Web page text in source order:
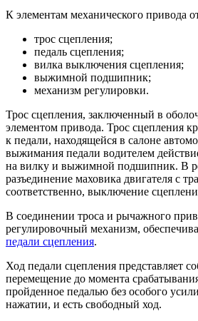
К элементам механического привода
трос сцепления;
педаль сцепления;
вилка выключения сцепления;
выжимной подшипник;
механизм регулировки.
Трос сцепления, заключенный в
элементом привода. Трос сцепления
к педали, находящейся в салоне
выжимания педали водителем
на вилку и выжимной подшипник. В
разъединение маховика двигателя с
соответственно, выключение
В соединении троса и рычажного
регулировочный механизм,
педали сцепления.
Ход педали сцепления представляет
перемещение до момента
пройденное педалью без особого
нажатии, и есть свободный ход.